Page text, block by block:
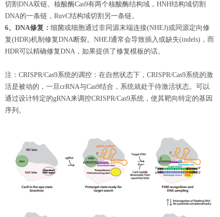
切割DNA双链。核酸酶Cas9有两个核酸酶结构域，HNH结构域切割
DNA的一条链，RuvC结构域切割另一条链。
6、DNA修复： 细菌或细胞通过非同源末端连接(NHEJ)或同源定向修
复(HDR)机制修复DNA断裂。NHEJ通常会导致插入或缺失(indels)，而
HDR可以精确修复DNA，如果提供了修复模板的话。
注：CRISPR/Cas9系统的调控：在自然状态下，CRISPR/Cas9系统的激
活是被动的，一旦crRNA与Cas9结合，系统就处于待激活状态。可以
通过设计特定的gRNA来调控CRISPR/Cas9系统，使其靶向特定的基因
序列。